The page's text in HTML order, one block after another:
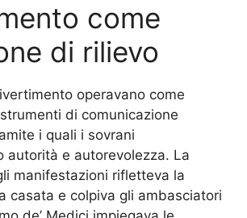
come
di rilievo
operavano come
di comunicazione
i quali i sovrani
autorità e autorevolezza. La
manifestazioni rifletteva la
casata e colpiva gli ambasciatori